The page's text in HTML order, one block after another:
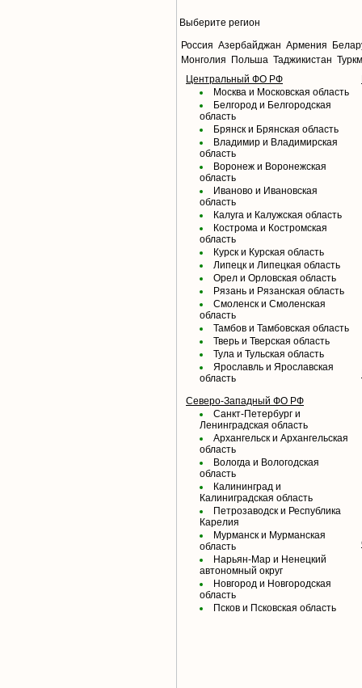
Выберите регион
Россия Азербайджан Армения
Монголия
Польша Таджикистан
Центральный ФО РФ
Москва и Московская область
Белгород и Белгородская
область
Брянск и Брянская область
Владимир и Владимирская
область
Воронеж и Воронежская
область
Иваново и Ивановская
область
Калуга и Калужская область
Кострома и Костромская
область
Курск и Курская область
Липецк и Липецкая область
Орел и Орловская область
Рязань и Рязанская область
Смоленск и Смоленская
область
Тамбов и Тамбовская область
Тверь и Тверская область
Тула и Тульская область
Ярославль и Ярославская
область
Северо-Западный ФО РФ
Санкт-Петербург и
Ленинградская область
Архангельск и Архангельская
область
Вологда и Вологодская
область
Калининград и
Калиниградская область
Петрозаводск и Республика
Карелия
Мурманск и Мурманская
область
Нарьян-Мар и Ненецкий
автономный округ
Новгород и Новгородская
область
Псков и Псковская область